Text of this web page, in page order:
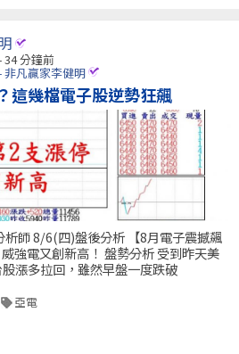
34 分鐘前
非凡贏家李健明
這幾檔電子股逆勢狂飆
析師 8/6(四)盤後分析 【8月電子震撼飆
強電又創新高！ 盤勢分析 受到昨天美
漲多拉回，雖然早盤一度跌破
亞電